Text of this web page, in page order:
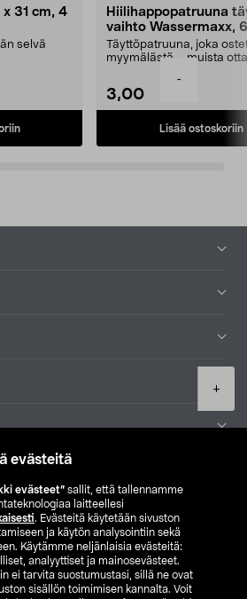
evästeitä
evästeet” sallit, että tallennamme
laitteellesi
. Evästeitä käytetään sivuston
ja käytön analysointiin sekä
Käytämme neljänlaisia evästeitä:
analyyttiset ja mainosevästeet.
ei tarvita suostumustasi, sillä ne ovat
sisällön toimimisen kannalta. Voit
-
+
31 cm, 4
selvä
Hiilihappopatruuna
vaihto Wassermaxx,
Täyttöpatruuna, joka
myymälästä – muista
3,00
Lisää ostoskoriin
Etsi myymälä
SE NO FI
FI SV